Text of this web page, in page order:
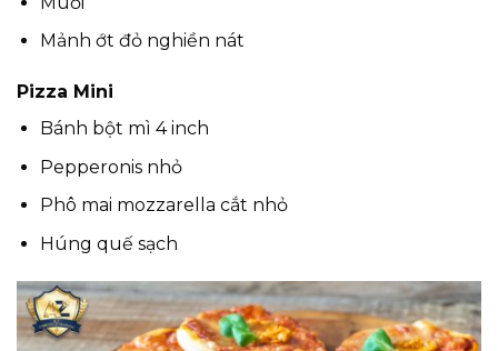
Mảnh ớt đỏ nghiền nát
Pizza Mini
Bánh bột mì 4 inch
Pepperonis nhỏ
Phô mai mozzarella cắt nhỏ
Húng quế sạch